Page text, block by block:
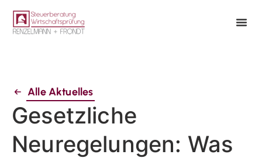
Alle Aktuelles
Gesetzliche
Neuregelungen: Was